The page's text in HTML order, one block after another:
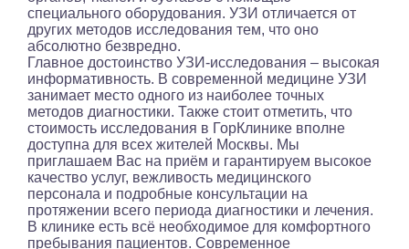
специального оборудования. УЗИ отличается от
других методов исследования тем, что оно
абсолютно безвредно.
Главное достоинство УЗИ-исследования – высокая
информативность. В современной медицине УЗИ
занимает место одного из наиболее точных
методов диагностики. Также стоит отметить, что
стоимость исследования в ГорКлинике вполне
доступна для всех жителей Москвы. Мы
приглашаем Вас на приём и гарантируем высокое
качество услуг, вежливость медицинского
персонала и подробные консультации на
протяжении всего периода диагностики и лечения.
В клинике есть всё необходимое для комфортного
пребывания пациентов. Современное